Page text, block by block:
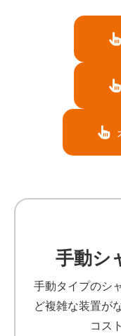
手動シ
手動タイプのシ
ど複雑な装置が
コス